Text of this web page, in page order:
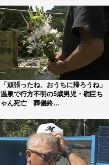
「頑張ったね、おうちに帰ろうね」
温泉で行方不明の5歳男児・嶺臣ち
ゃん死亡 葬儀終...